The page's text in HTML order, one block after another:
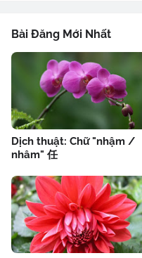
Bài Đăng Mới Nhất
Dịch thuật: Chữ "nhậm /
nhâm" 任